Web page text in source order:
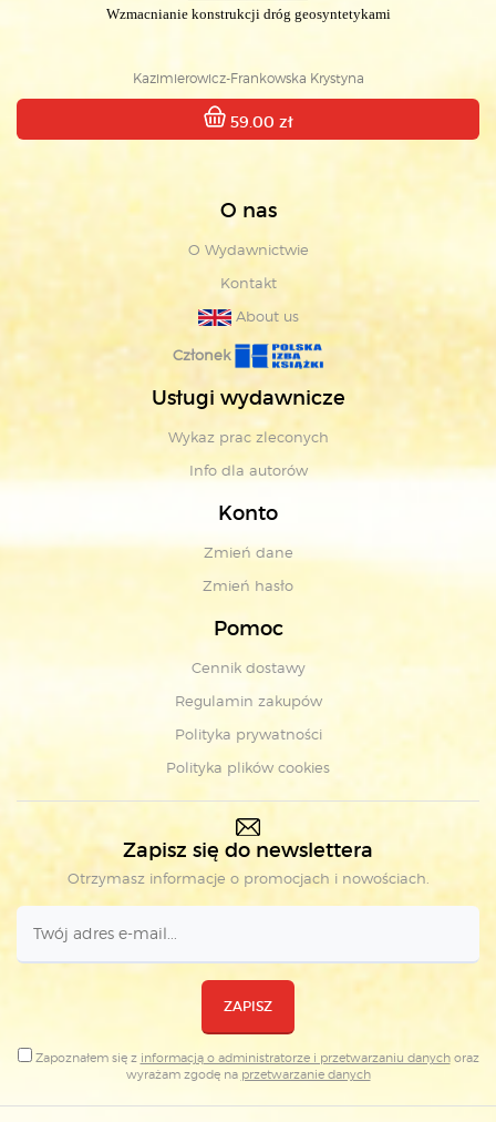
Wzmacnianie konstrukcji dróg geosyntetykami
Kazimierowicz-Frankowska Krystyna
59.00 zł
O nas
O Wydawnictwie
Kontakt
About us
Członek
Usługi wydawnicze
Wykaz prac zleconych
Info dla autorów
Konto
Zmień dane
Zmień hasło
Pomoc
Cennik dostawy
Regulamin zakupów
Polityka prywatności
Polityka plików cookies
Zapisz się do newslettera
Otrzymasz informacje o promocjach i nowościach.
ZAPISZ
Zapoznałem się z informacją o administratorze i przetwarzaniu danychoraz
wyrażam zgodę na przetwarzanie danych